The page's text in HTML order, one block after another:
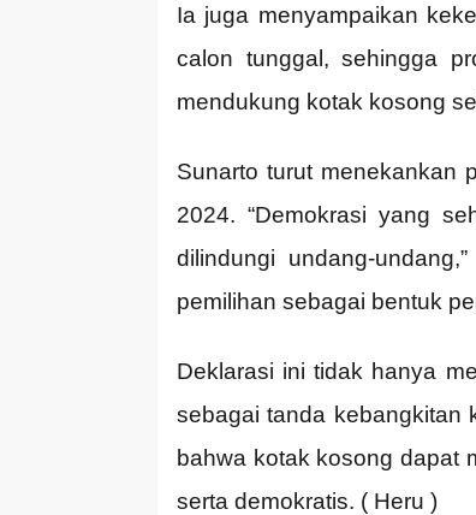
Ia juga menyampaikan
calon tunggal, sehingga
mendukung kotak kosong
Sunarto turut menekankan
2024. “Demokrasi yang
dilindungi undang-
pemilihan sebagai bentuk
Deklarasi ini tidak hanya
sebagai tanda kebangkitan
bahwa kotak kosong dapat
serta demokratis. ( Heru )